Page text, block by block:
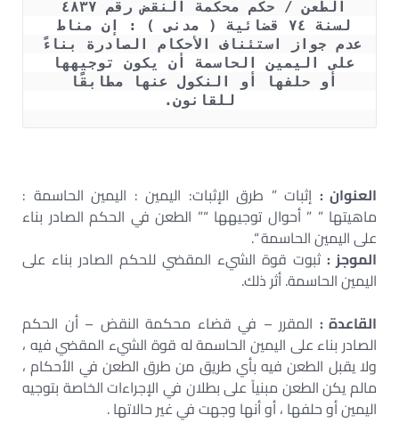
للقانون.
العنوان : إثبات ” طرق الإثبات: اليمين : اليمين الحاسمة :
ماهيتها ” ” أحوال توجيهها “” الطعن في الحكم الصادر بناء
على اليمين الحاسمة “.
الموجز : ثبوت قوة الشيء المقضي للحكم الصادر بناء على
اليمين الحاسمة. أثر ذلك.
القاعدة : المقرر – في قضاء محكمة النقض – أن الحكم
الصادر بناء على اليمين الحاسمة له قوة الشيء المقضي فيه ،
ولا يقبل الطعن فيه بأي طريق من طرق الطعن في الأحكام ،
مالم يكن الطعن مبنياً على بطلان في الإجراءات الخاصة بتوجيه
اليمين أو حلفها ، أو أنها وجهت في غير حالاتها .